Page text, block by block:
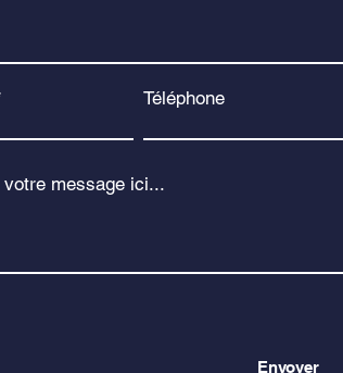
Téléphone
message ici...
Envoyer